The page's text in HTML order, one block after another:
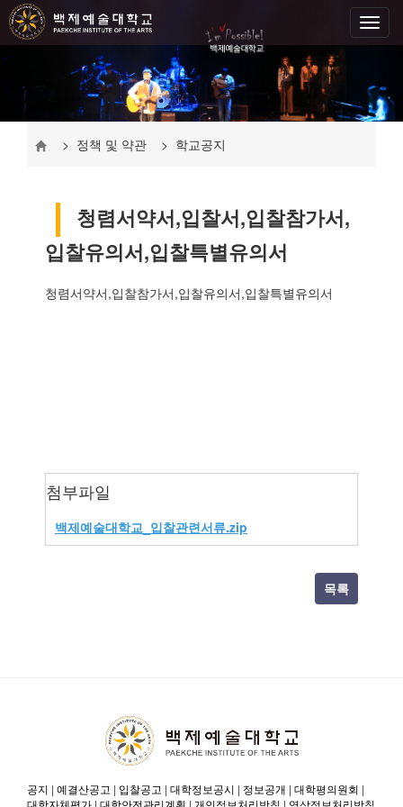
> 정책 및 약관 > 학교공지
청렴서약서,입찰서,입찰참가서,
입찰유의서,입찰특별유의서
청렴서약서,입찰참가서,입찰유의서,입찰특별유의서
첨부파일
백제예술대학교_입찰관련서류.zip
목록
공지 | 예결산공고 | 입찰공고 | 대학정보공시 | 정보공개 | 대학평의원회 |
대학자체평가 | 대학안전관리계획 | 개인정보처리방침 | 영상정보처리방침